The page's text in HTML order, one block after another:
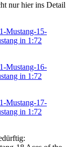
nur hier ins Detail